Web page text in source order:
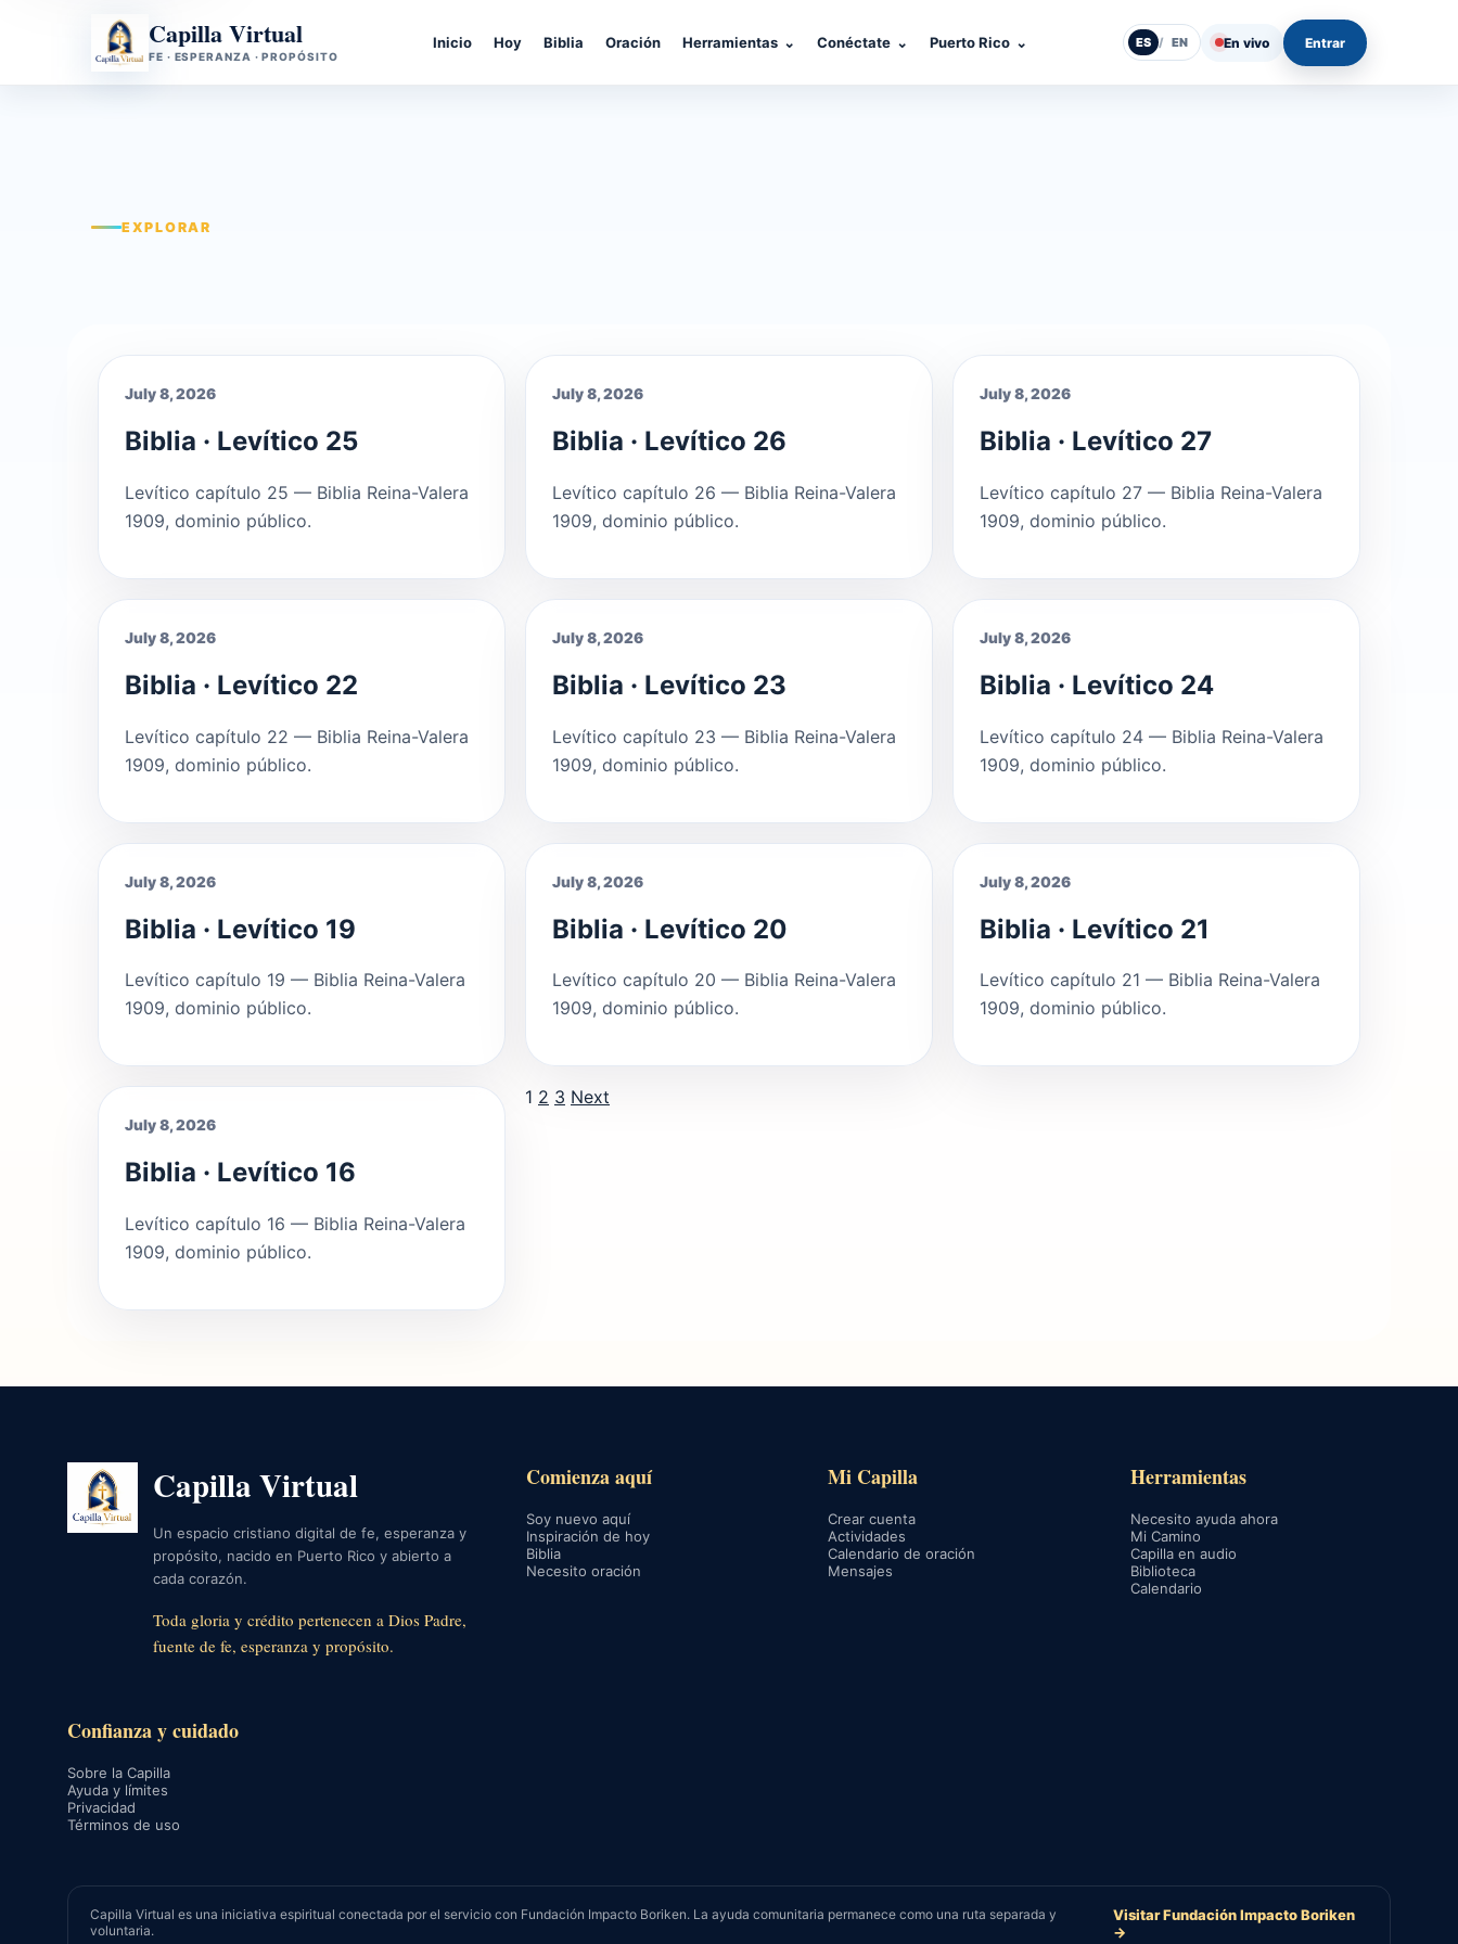
Capilla Virtual
FE · ESPERANZA · PROPÓSITO
Inicio Hoy Biblia Oración Herramientas ⌄ Conéctate ⌄ Puerto Rico ⌄ ES / EN En vivo Entrar
EXPLORAR
July 8, 2026
Biblia · Levítico 25
Levítico capítulo 25 — Biblia Reina-Valera
1909, dominio público.
July 8, 2026
Biblia · Levítico 26
Levítico capítulo 26 — Biblia Reina-Valera
1909, dominio público.
July 8, 2026
Biblia · Levítico 27
Levítico capítulo 27 — Biblia Reina-Valera
1909, dominio público.
July 8, 2026
Biblia · Levítico 22
Levítico capítulo 22 — Biblia Reina-Valera
1909, dominio público.
July 8, 2026
Biblia · Levítico 23
Levítico capítulo 23 — Biblia Reina-Valera
1909, dominio público.
July 8, 2026
Biblia · Levítico 24
Levítico capítulo 24 — Biblia Reina-Valera
1909, dominio público.
July 8, 2026
Biblia · Levítico 19
Levítico capítulo 19 — Biblia Reina-Valera
1909, dominio público.
July 8, 2026
Biblia · Levítico 20
Levítico capítulo 20 — Biblia Reina-Valera
1909, dominio público.
July 8, 2026
Biblia · Levítico 21
Levítico capítulo 21 — Biblia Reina-Valera
1909, dominio público.
July 8, 2026
Biblia · Levítico 16
Levítico capítulo 16 — Biblia Reina-Valera
1909, dominio público.
Posts pagination
1 2 3 Next
Capilla Virtual
Un espacio cristiano digital de fe, esperanza y
propósito, nacido en Puerto Rico y abierto a
cada corazón.
Toda gloria y crédito pertenecen a Dios Padre,
fuente de fe, esperanza y propósito.
Comienza aquí
Soy nuevo aquí
Inspiración de hoy
Biblia
Necesito oración
Mi Capilla
Crear cuenta
Actividades
Calendario de oración
Mensajes
Herramientas
Necesito ayuda ahora
Mi Camino
Capilla en audio
Biblioteca
Calendario
Confianza y cuidado
Sobre la Capilla
Ayuda y límites
Privacidad
Términos de uso
Capilla Virtual es una iniciativa espiritual conectada por el servicio con Fundación Impacto Boriken. La ayuda comunitaria permanece como una ruta separada y
voluntaria.
Visitar Fundación Impacto Boriken
→